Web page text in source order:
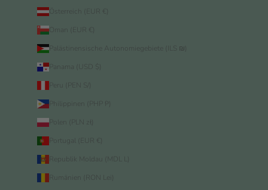
Österreich (EUR €)
Oman (EUR €)
Palästinensische Autonomiegebiete (ILS ₪)
Panama (USD $)
Peru (PEN S/)
Philippinen (PHP ₱)
Polen (PLN zł)
Portugal (EUR €)
Republik Moldau (MDL L)
Rumänien (RON Lei)